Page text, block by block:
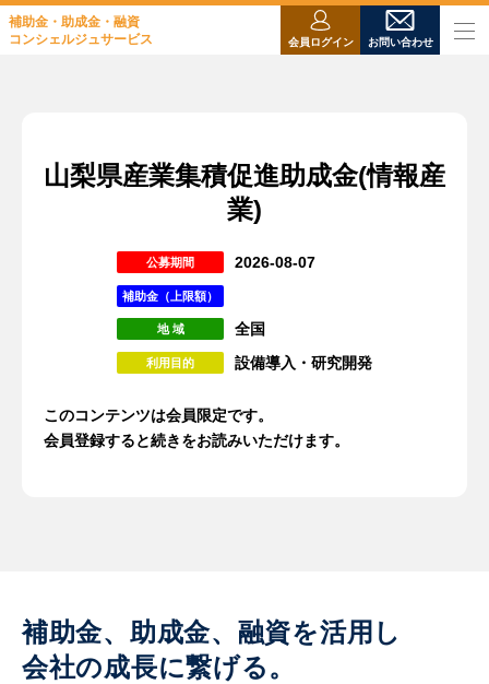
補助金・助成金・融資
コンシェルジュサービス
会員ログイン お問い合わせ
山梨県産業集積促進助成金(情報産
業)
公募期間 2026-08-07
補助金（上限額）
地 域 全国
利用目的 設備導入・研究開発
このコンテンツは会員限定です。
会員登録すると続きをお読みいただけます。
補助金、助成金、融資を活用し
会社の成長に繋げる。